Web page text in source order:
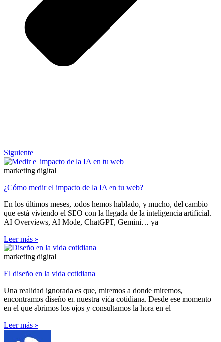
Siguiente
marketing digital
¿Cómo medir el impacto de la IA en tu web?
En los últimos meses, todos hemos hablado, y mucho, del cambio
que está viviendo el SEO con la llegada de la inteligencia artificial.
AI Overviews, AI Mode, ChatGPT, Gemini… ya
Leer más »
marketing digital
El diseño en la vida cotidiana
Una realidad ignorada es que, miremos a donde miremos,
encontramos diseño en nuestra vida cotidiana. Desde ese momento
en el que abrimos los ojos y consultamos la hora en el
Leer más »